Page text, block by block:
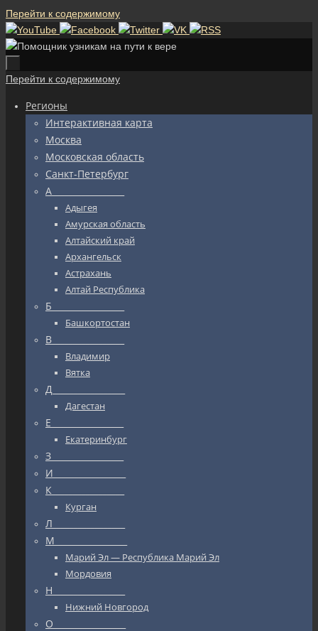
Перейти к содержимому
Перейти к содержимому
Регионы
Интерактивная карта
Москва
Московская область
Санкт-Петербург
А_________________
Адыгея
Амурская область
Алтайский край
Архангельск
Астрахань
Алтай Республика
Б_________________
Башкортостан
В_________________
Владимир
Вятка
Д_________________
Дагестан
Е_________________
Екатеринбург
З_________________
И_________________
К_________________
Курган
Л_________________
М_________________
Марий Эл — Республика Марий Эл
Мордовия
Н_________________
Нижний Новгород
О_________________